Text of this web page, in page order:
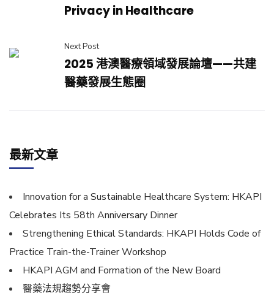
Privacy in Healthcare
Next Post
2025 港澳醫療領域發展論壇——共建
醫藥發展生態圈
最新文章
Innovation for a Sustainable Healthcare System: HKAPI
Celebrates Its 58th Anniversary Dinner
Strengthening Ethical Standards: HKAPI Holds Code of
Practice Train-the-Trainer Workshop
HKAPI AGM and Formation of the New Board
醫藥法規趨勢分享會